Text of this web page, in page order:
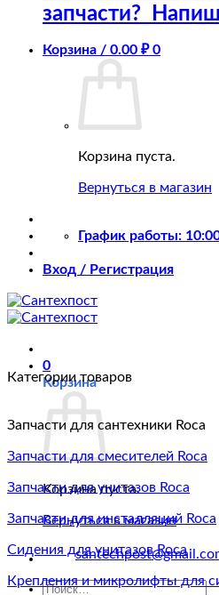
запчасти?
Корзина / 0.00 ₽ 0
Корзина пуста.
Вернуться в магазин
График работы:
Вход / Регистрация
0
Корзина
Корзина пуста.
Вернуться в магазин
Искать:
Категории товаров
Запчасти для сантехники Roca
Запчасти для смесителей Roca
Запчасти для унитазов Roca
Запчасти для инсталляций Roca
Сидения для унитазов Roca
Крепления и микролифты для